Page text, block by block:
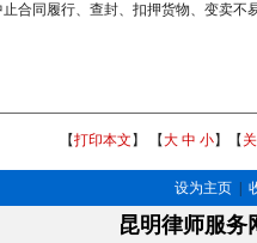
同履行、查封、扣押货物、变卖不
【打印本文 】 【大 中 小】【
设为主页
昆明律师服